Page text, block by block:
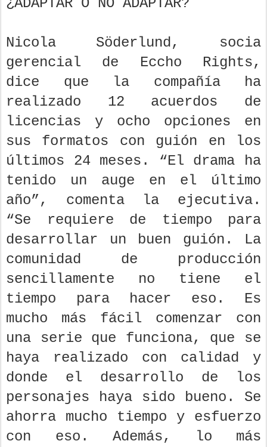
¿ADAPTAR O NO ADAPTAR?
Nicola Söderlund, socia
gerencial de Eccho Rights,
dice que la compañía ha
realizado 12 acuerdos de
licencias y ocho opciones en
sus formatos con guión en los
últimos 24 meses. “El drama ha
tenido un auge en el último
año”, comenta la ejecutiva.
“Se requiere de tiempo para
desarrollar un buen guión. La
comunidad de producción
sencillamente no tiene el
tiempo para hacer eso. Es
mucho más fácil comenzar con
una serie que funciona, que se
haya realizado con calidad y
donde el desarrollo de los
personajes haya sido bueno. Se
ahorra mucho tiempo y esfuerzo
con eso. Además, lo más